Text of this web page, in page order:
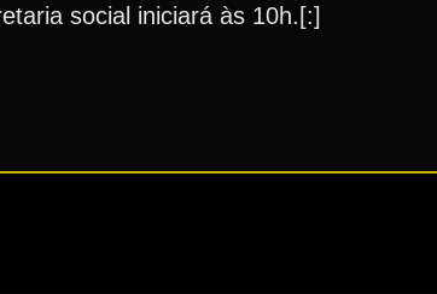
social iniciará às 10h.[:]